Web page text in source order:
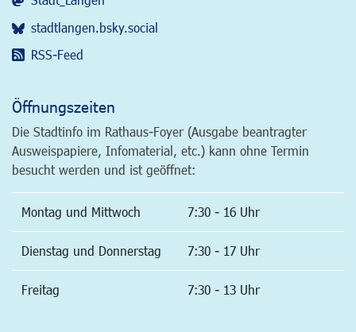
stadtlangen.bsky.social
RSS-Feed
Öffnungszeiten
Die Stadtinfo im Rathaus-Foyer (Ausgabe beantragter
Ausweispapiere, Infomaterial, etc.) kann ohne Termin
besucht werden und ist geöffnet:
Montag und Mittwoch 7:30 - 16 Uhr
Dienstag und Donnerstag 7:30 - 17 Uhr
Freitag 7:30 - 13 Uhr